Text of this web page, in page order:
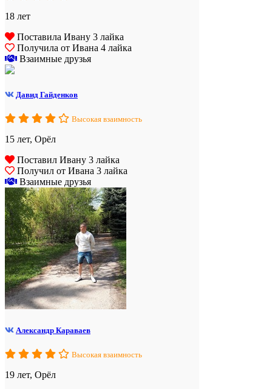
18 лет
Поставила Ивану 3 лайка
Получила от Ивана 4 лайка
Взаимные друзья
Давид Гайденков
Высокая взаимность
15 лет, Орёл
Поставил Ивану 3 лайка
Получил от Ивана 3 лайка
Взаимные друзья
Александр Караваев
Высокая взаимность
19 лет, Орёл